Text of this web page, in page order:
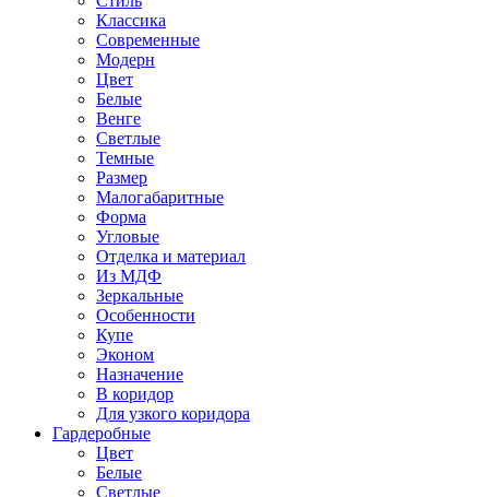
Классика
Современные
Модерн
Цвет
Белые
Венге
Светлые
Темные
Размер
Малогабаритные
Форма
Угловые
Отделка и материал
Из МДФ
Зеркальные
Особенности
Купе
Эконом
Назначение
В коридор
Для узкого коридора
Гардеробные
Цвет
Белые
Светлые